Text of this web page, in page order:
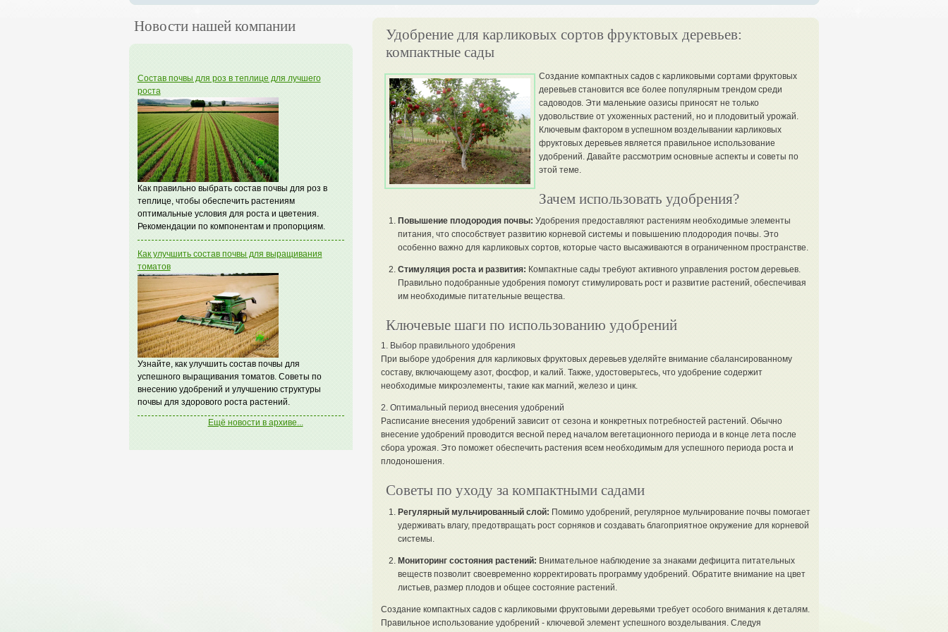
Новости нашей компании
Состав почвы для роз в теплице для лучшего
роста
Как правильно выбрать состав почвы для роз в
теплице, чтобы обеспечить растениям
оптимальные условия для роста и цветения.
Рекомендации по компонентам и пропорциям.
Как улучшить состав почвы для выращивания
томатов
Узнайте, как улучшить состав почвы для
успешного выращивания томатов. Советы по
внесению удобрений и улучшению структуры
почвы для здорового роста растений.
Ещё новости в архиве...
Удобрение для карликовых сортов фруктовых деревьев:
компактные сады
Создание компактных садов с карликовыми сортами фруктовых
деревьев становится все более популярным трендом среди
садоводов. Эти маленькие оазисы приносят не только
удовольствие от ухоженных растений, но и плодовитый урожай.
Ключевым фактором в успешном возделывании карликовых
фруктовых деревьев является правильное использование
удобрений. Давайте рассмотрим основные аспекты и советы по
этой теме.
Зачем использовать удобрения?
Повышение плодородия почвы: Удобрения предоставляют растениям необходимые элементы
питания, что способствует развитию корневой системы и повышению плодородия почвы. Это
особенно важно для карликовых сортов, которые часто высаживаются в ограниченном пространстве.
Стимуляция роста и развития: Компактные сады требуют активного управления ростом деревьев.
Правильно подобранные удобрения помогут стимулировать рост и развитие растений, обеспечивая
им необходимые питательные вещества.
Ключевые шаги по использованию удобрений
1. Выбор правильного удобрения
При выборе удобрения для карликовых фруктовых деревьев уделяйте внимание сбалансированному
составу, включающему азот, фосфор, и калий. Также, удостоверьтесь, что удобрение содержит
необходимые микроэлементы, такие как магний, железо и цинк.
2. Оптимальный период внесения удобрений
Расписание внесения удобрений зависит от сезона и конкретных потребностей растений. Обычно
внесение удобрений проводится весной перед началом вегетационного периода и в конце лета после
сбора урожая. Это поможет обеспечить растения всем необходимым для успешного периода роста и
плодоношения.
Советы по уходу за компактными садами
Регулярный мульчированный слой: Помимо удобрений, регулярное мульчирование почвы помогает
удерживать влагу, предотвращать рост сорняков и создавать благоприятное окружение для корневой
системы.
Мониторинг состояния растений: Внимательное наблюдение за знаками дефицита питательных
веществ позволит своевременно корректировать программу удобрений. Обратите внимание на цвет
листьев, размер плодов и общее состояние растений.
Создание компактных садов с карликовыми фруктовыми деревьями требует особого внимания к деталям.
Правильное использование удобрений - ключевой элемент успешного возделывания. Следуя